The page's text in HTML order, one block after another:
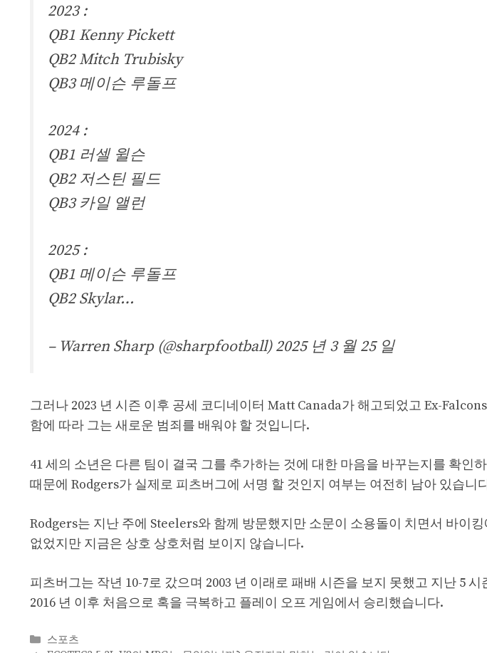
2023 :
QB1 Kenny Pickett
QB2 Mitch Trubisky
QB3 메이슨 루돌프
2024 :
QB1 러셀 윌슨
QB2 저스틴 필드
QB3 카일 앨런
2025 :
QB1 메이슨 루돌프
QB2 Skylar…
– Warren Sharp (@sharpfootball)2025 년 3 월 25 일
그러나 2023 년 시즌 이후 공세 코디네이터 Matt Canada가 해고되었고 Ex-
함에 따라 그는 새로운 범죄를 배워야 할 것입니다.
41 세의 소년은 다른 팀이 결국 그를 추가하는 것에 대한 마음을 바꾸는지를 확인
때문에 Rodgers가 실제로 피츠버그에 서명 할 것인지 여부는 여전히 남아 있습니
Rodgers는 지난 주에 Steelers와 함께 방문했지만 소문이 소용돌이 치면서 바이
없었지만 지금은 상호 상호처럼 보이지 않습니다.
피츠버그는 작년 10-7로 갔으며 2003 년 이래로 패배 시즌을 보지 못했고 지난 5
2016 년 이후 처음으로 혹을 극복하고 플레이 오프 게임에서 승리했습니다.
Categories
스포츠